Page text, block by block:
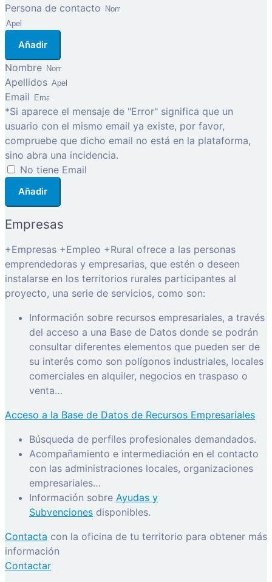
Persona de contacto
Añadir
Nombre
Apellidos
Email
*Si aparece el mensaje de "Error" significa que un
usuario con el mismo email ya existe, por favor,
compruebe que dicho email no está en la plataforma,
sino abra una incidencia.
No tiene Email
Añadir
Empresas
+Empresas +Empleo +Rural ofrece a las personas
emprendedoras y empresarias, que estén o deseen
instalarse en los territorios rurales participantes al
proyecto, una serie de servicios, como son:
Información sobre recursos empresariales, a través
del acceso a una Base de Datos donde se podrán
consultar diferentes elementos que pueden ser de
su interés como son polígonos industriales, locales
comerciales en alquiler, negocios en traspaso o
venta…
Acceso a la Base de Datos de Recursos Empresariales
Búsqueda de perfiles profesionales demandados.
Acompañamiento e intermediación en el contacto
con las administraciones locales, organizaciones
empresariales…
Información sobre Ayudas y
Subvenciones disponibles.
Contacta con la oficina de tu territorio para obtener más
información
Contactar